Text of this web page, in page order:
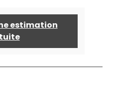
estimation